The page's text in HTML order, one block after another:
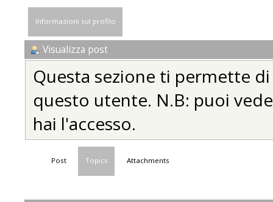
Informazioni sul profilo
Visualizza post
Questa sezione ti permette
questo utente. N.B: puoi
hai l'accesso.
Post Topics Attachments